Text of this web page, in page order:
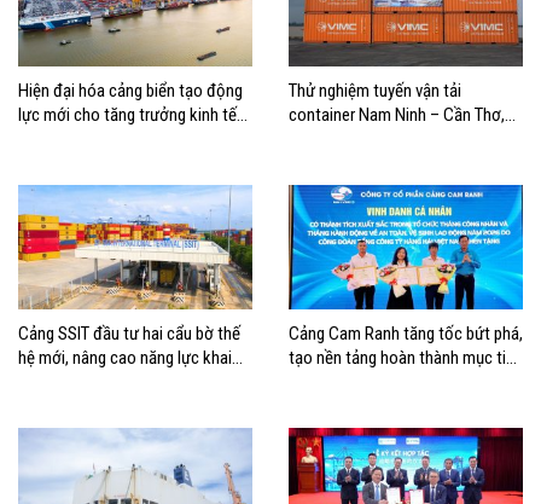
Hiện đại hóa cảng biển tạo động
lực mới cho tăng trưởng kinh tế
Thử nghiệm tuyến vận tải
container Nam Ninh – Cần Thơ,
Cảng SSIT đầu tư hai cẩu bờ thế
hệ mới, nâng cao năng lực khai
Cảng Cam Ranh tăng tốc bứt phá,
tạo nền tảng hoàn thành mục tiêu